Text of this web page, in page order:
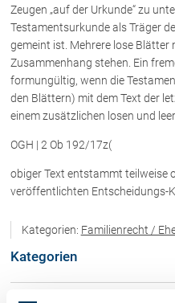
Dr. Roland Piccolruaz †
Mag. Raphaela Klotz
Rechtsnews
Publikationen
Paragraphen & Mehr
Vorarlberg Online
Zeugen „auf der Urkunde“ zu
Testamentsurkunde als Träger
gemeint ist. Mehrere lose Blätter
Zusammenhang stehen. Ein
formungültig, wenn die
den Blättern) mit dem Text der
einem zusätzlichen losen und
OGH | 2 Ob 192/17z(
obiger Text entstammt teilweise
veröffentlichten Entscheidungs-
Kategorien: Familienrecht /
Kategorien